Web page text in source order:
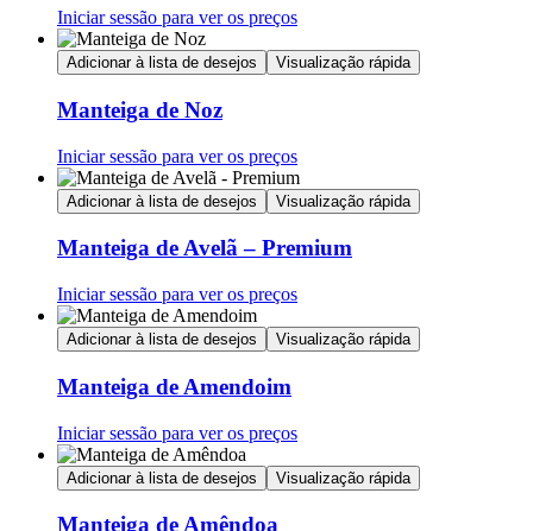
Iniciar sessão para ver os preços
Adicionar à lista de desejos Visualização rápida
Manteiga de Noz
Iniciar sessão para ver os preços
Adicionar à lista de desejos Visualização rápida
Manteiga de Avelã – Premium
Iniciar sessão para ver os preços
Adicionar à lista de desejos Visualização rápida
Manteiga de Amendoim
Iniciar sessão para ver os preços
Adicionar à lista de desejos Visualização rápida
Manteiga de Amêndoa